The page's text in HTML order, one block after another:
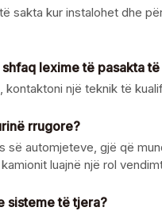
sakta kur instalohet dhe
lexime të pasakta
një teknik të
rrugore?
së automjeteve, gjë që
luajnë një rol
sisteme të tjera?